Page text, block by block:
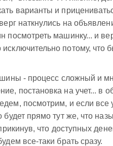
варианты и
наткнулись на
посмотреть машинку... и
потому, что
- процесс сложный и
постановка на учет... в
посмотрим, и если все
прямо тут же, что
что доступных
все-таки брать сразу.